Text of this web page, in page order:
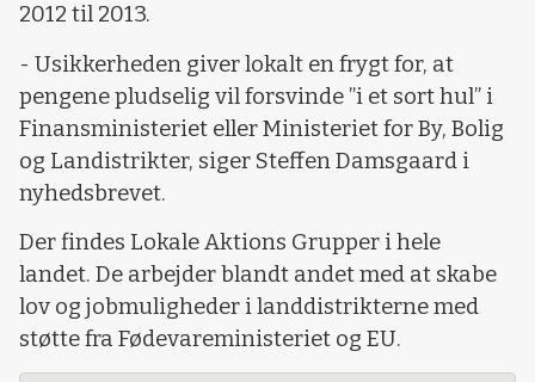
2012 til 2013.
- Usikkerheden giver lokalt en frygt for, at
pengene pludselig vil forsvinde ”i et sort hul” i
Finansministeriet eller Ministeriet for By, Bolig
og Landistrikter, siger Steffen Damsgaard i
nyhedsbrevet.
Der findes Lokale Aktions Grupper i hele
landet. De arbejder blandt andet med at skabe
lov og jobmuligheder i landdistrikterne med
støtte fra Fødevareministeriet og EU.